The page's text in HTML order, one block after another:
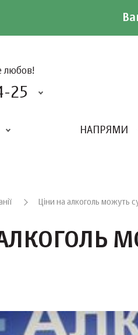
любов!
25
НАПРЯМИ
Ціни на алкоголь можуть